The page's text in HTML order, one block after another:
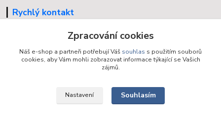
Rychlý kontakt
info@grandax.cz
Zpracování cookies
Náš e-shop a partneři potřebují Váš souhlas s použitím souborů
cookies, aby Vám mohli zobrazovat informace týkající se Vašich
zájmů.
Nastavení Souhlasím